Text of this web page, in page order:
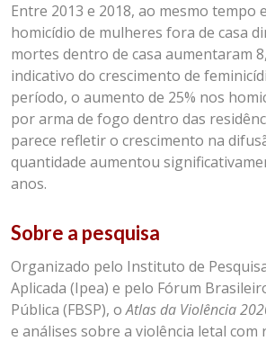
Entre 2013 e 2018, ao mesmo tempo
homicídio de mulheres fora de casa
mortes dentro de casa aumentaram
indicativo do crescimento de
período, o aumento de 25% nos
por arma de fogo dentro das
parece refletir o crescimento na
quantidade aumentou
anos.
Sobre a pesquisa
Organizado pelo Instituto de
Aplicada (Ipea) e pelo Fórum
Pública (FBSP), oAtlas da Violência
e análises sobre a violência letal